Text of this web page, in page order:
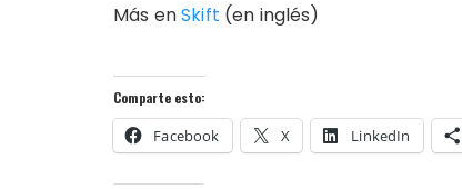
Más enSkift (en inglés)
Comparte esto:
Facebook X LinkedIn